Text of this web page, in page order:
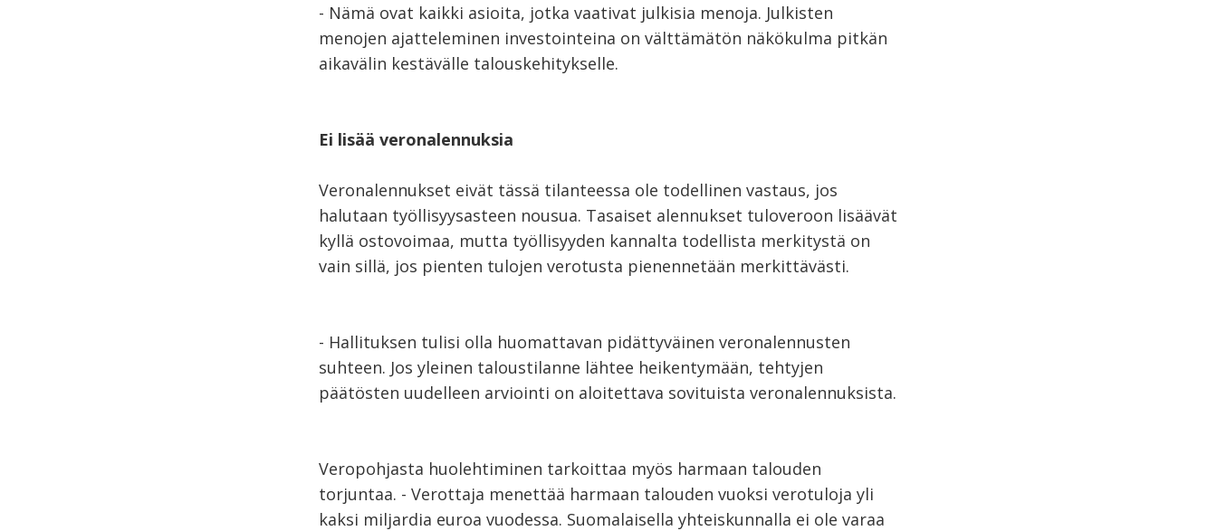
- Nämä ovat kaikki asioita, jotka vaativat julkisia menoja. Julkisten
menojen ajatteleminen investointeina on välttämätön näkökulma pitkän
aikavälin kestävälle talouskehitykselle.
Ei lisää veronalennuksia
Veronalennukset eivät tässä tilanteessa ole todellinen vastaus, jos
halutaan työllisyysasteen nousua. Tasaiset alennukset tuloveroon lisäävät
kyllä ostovoimaa, mutta työllisyyden kannalta todellista merkitystä on
vain sillä, jos pienten tulojen verotusta pienennetään merkittävästi.
- Hallituksen tulisi olla huomattavan pidättyväinen veronalennusten
suhteen. Jos yleinen taloustilanne lähtee heikentymään, tehtyjen
päätösten uudelleen arviointi on aloitettava sovituista veronalennuksista.
Veropohjasta huolehtiminen tarkoittaa myös harmaan talouden
torjuntaa. - Verottaja menettää harmaan talouden vuoksi verotuloja yli
kaksi miljardia euroa vuodessa. Suomalaisella yhteiskunnalla ei ole varaa